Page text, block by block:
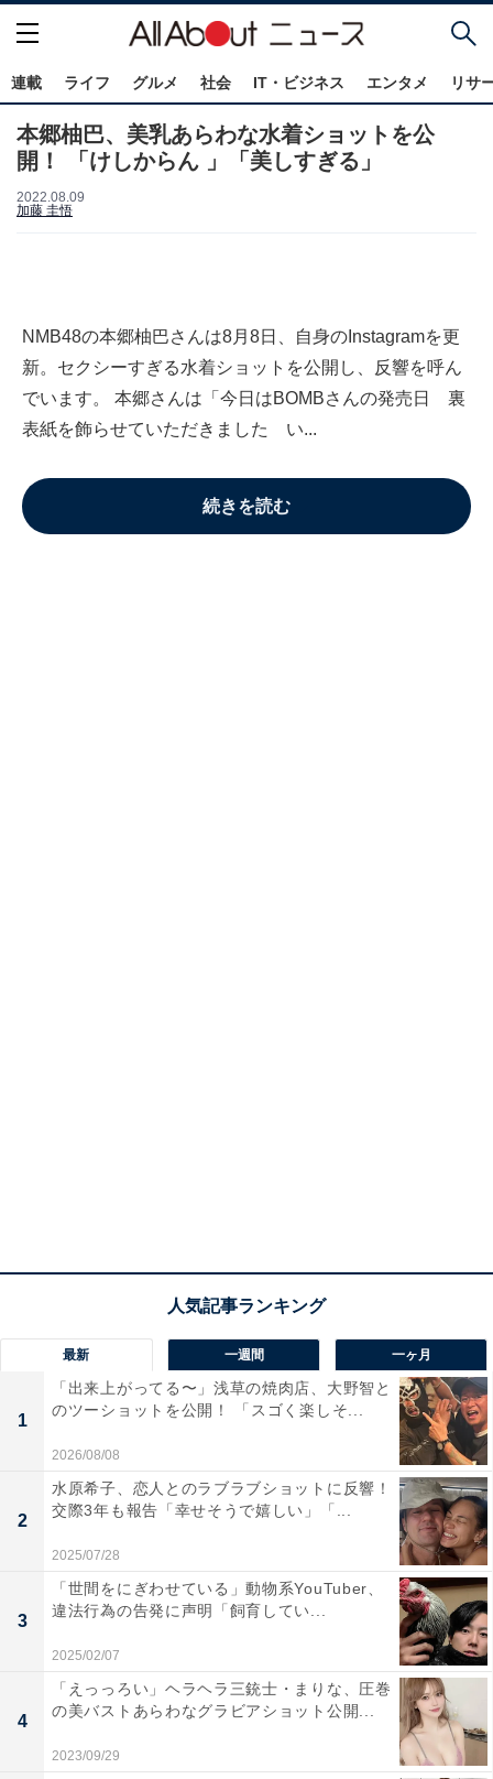
連載 ライフ グルメ 社会 IT・ビジネス エンタメ リサ
本郷柚巴、美乳あらわな水着ショットを公
開！ 「けしからん 」「美しすぎる」
2022.08.09
加藤 圭悟
NMB48の本郷柚巴さんは8月8日、自身のInstagramを更
新。セクシーすぎる水着ショットを公開し、反響を呼ん
でいます。 本郷さんは「今日はBOMBさんの発売日 裏
表紙を飾らせていただきました い...
続きを読む
最新 一週間 一ヶ月
1
「出来上がってる〜」浅草の焼肉店、大野智と
のツーショットを公開！ 「スゴく楽しそ...
2026/08/08
2
水原希子、恋人とのラブラブショットに反響！
交際3年も報告「幸せそうで嬉しい」「...
2025/07/28
3
「世間をにぎわせている」動物系YouTuber、
違法行為の告発に声明「飼育してい...
2025/02/07
4
「えっっろい」ヘラヘラ三銃士・まりな、圧巻
の美バストあらわなグラビアショット公開...
2023/09/29